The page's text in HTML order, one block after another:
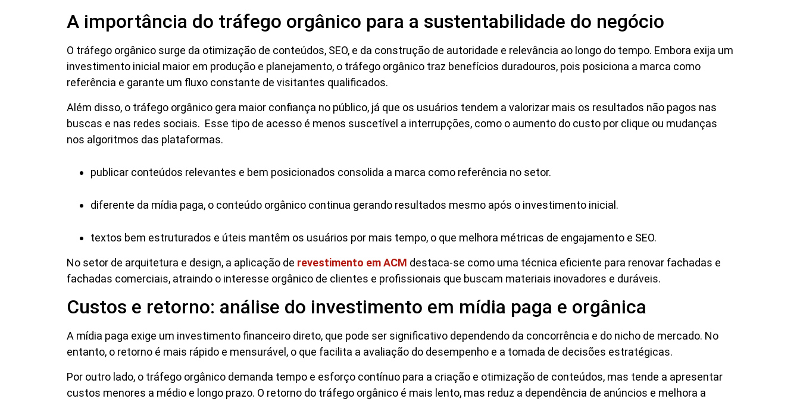
A importância do tráfego orgânico para a sustentabilidade do negócio
O tráfego orgânico surge da otimização de conteúdos, SEO, e da construção de autoridade e relevância ao longo do tempo. Embora exija um
investimento inicial maior em produção e planejamento, o tráfego orgânico traz benefícios duradouros, pois posiciona a marca como
referência e garante um fluxo constante de visitantes qualificados.
Além disso, o tráfego orgânico gera maior confiança no público, já que os usuários tendem a valorizar mais os resultados não pagos nas
buscas e nas redes sociais. Esse tipo de acesso é menos suscetível a interrupções, como o aumento do custo por clique ou mudanças
nos algoritmos das plataformas.
publicar conteúdos relevantes e bem posicionados consolida a marca como referência no setor.
diferente da mídia paga, o conteúdo orgânico continua gerando resultados mesmo após o investimento inicial.
textos bem estruturados e úteis mantêm os usuários por mais tempo, o que melhora métricas de engajamento e SEO.
No setor de arquitetura e design, a aplicação de revestimento em ACM destaca-se como uma técnica eficiente para renovar fachadas e
fachadas comerciais, atraindo o interesse orgânico de clientes e profissionais que buscam materiais inovadores e duráveis.
Custos e retorno: análise do investimento em mídia paga e orgânica
A mídia paga exige um investimento financeiro direto, que pode ser significativo dependendo da concorrência e do nicho de mercado. No
entanto, o retorno é mais rápido e mensurável, o que facilita a avaliação do desempenho e a tomada de decisões estratégicas.
Por outro lado, o tráfego orgânico demanda tempo e esforço contínuo para a criação e otimização de conteúdos, mas tende a apresentar
custos menores a médio e longo prazo. O retorno do tráfego orgânico é mais lento, mas reduz a dependência de anúncios e melhora a